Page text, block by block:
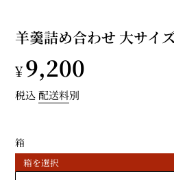
イ
ド
羊羹詰め合わせ 大サイ
通
常
価
格
¥9,200
税込配送料別
箱
箱を選択